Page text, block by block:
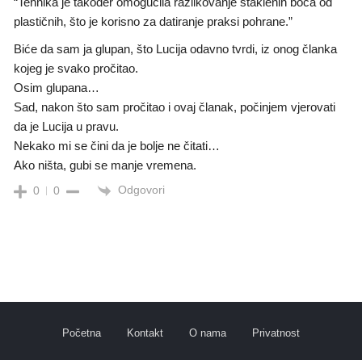
plastičnih, što je korisno za datiranje praksi pohrane.”
Biće da sam ja glupan, što Lucija odavno tvrdi, iz onog članka
kojeg je svako pročitao.
Osim glupana…
Sad, nakon što sam pročitao i ovaj članak, počinjem vjerovati
da je Lucija u pravu.
Nekako mi se čini da je bolje ne čitati…
Ako ništa, gubi se manje vremena.
0 0 Odgovori
Početna Kontakt O nama Privatnost